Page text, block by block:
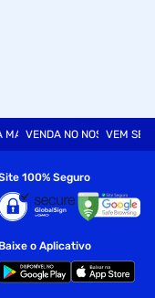
MARTVENDA NO NOSSO SITE
VEM SER
100% Seguro
Baixe o Aplicativo